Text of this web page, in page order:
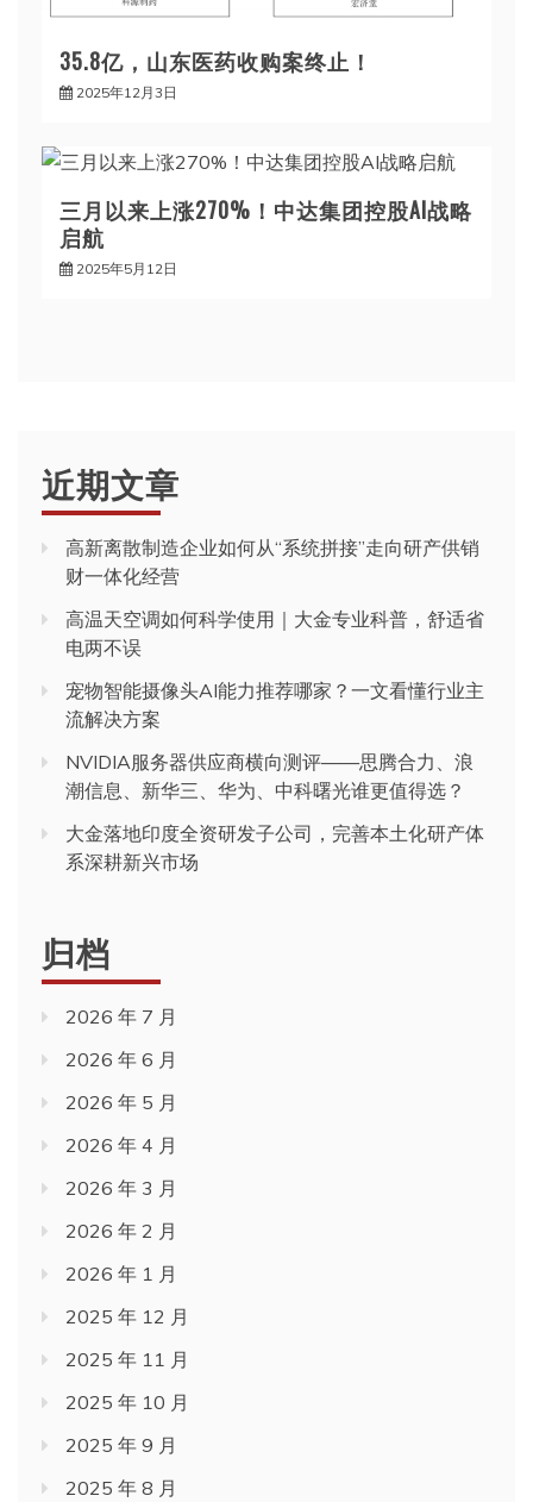
35.8亿，山东医药收购案终止！
2025年12月3日
三月以来上涨270%！中达集团控股AI战略
启航
2025年5月12日
近期文章
高新离散制造企业如何从“系统拼接”走向研产供销
财一体化经营
高温天空调如何科学使用｜大金专业科普，舒适省
电两不误
宠物智能摄像头AI能力推荐哪家？一文看懂行业主
流解决方案
NVIDIA服务器供应商横向测评——思腾合力、浪
潮信息、新华三、华为、中科曙光谁更值得选？
大金落地印度全资研发子公司，完善本土化研产体
系深耕新兴市场
归档
2026 年 7 月
2026 年 6 月
2026 年 5 月
2026 年 4 月
2026 年 3 月
2026 年 2 月
2026 年 1 月
2025 年 12 月
2025 年 11 月
2025 年 10 月
2025 年 9 月
2025 年 8 月